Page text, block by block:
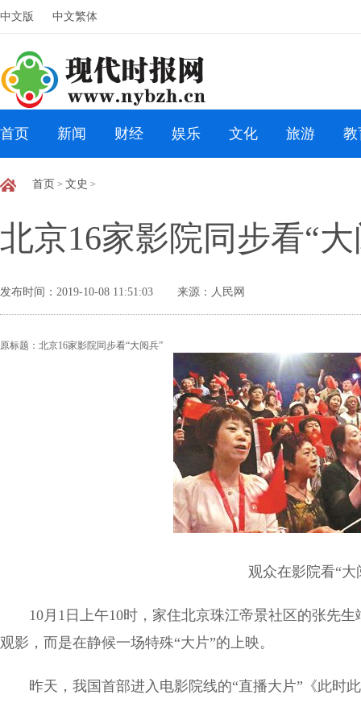
中文版 中文繁体
首页 新闻 财经 娱乐 文化 旅游 教
首页 > 文史 >
北京16家影院同步看“
发布时间：2019-10-08 11:51:03 来源：人民网
原标题：北京16家影院同步看“大阅兵”
观众在影院看“大
10月1日上午10时，家住北京珠江帝景社区的张先
观影，而是在静候一场特殊“大片”的上映。
昨天，我国首部进入电影院线的“直播大片”《此